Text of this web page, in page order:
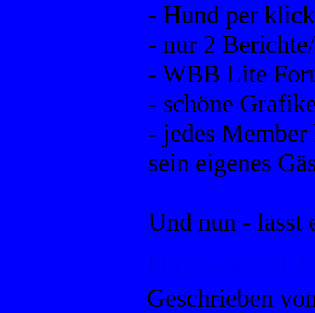
- Hund per
- nur 2
- WBB Lite
- schöne
- jedes
sein eigenes
Und nun - lasst
Geschrieben